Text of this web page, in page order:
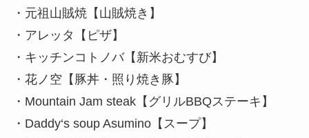
・元祖山賊焼【山賊焼き】
・アレッタ【ピザ】
・キッチンコトノバ【新米おむすび】
・花ノ空【豚丼・照り焼き豚】
・Mountain Jam steak【グリルBBQステーキ】
・Daddy‘s soup Asumino【スープ】